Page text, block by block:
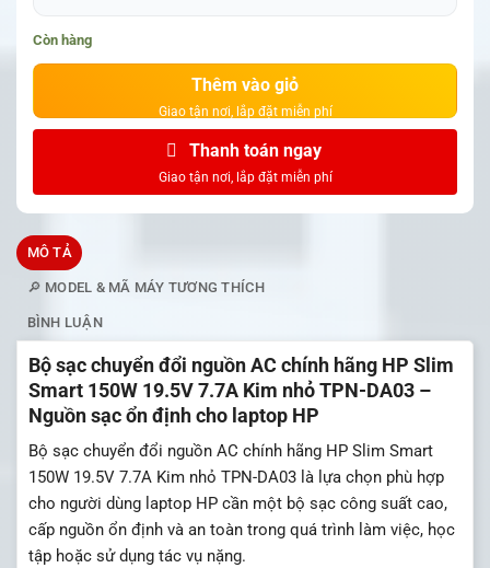
Còn hàng
Thêm vào giỏ
Thanh toán ngay
MÔ TẢ
🔎 MODEL & MÃ MÁY TƯƠNG THÍCH
BÌNH LUẬN
Bộ sạc chuyển đổi nguồn AC chính hãng HP Slim
Smart 150W 19.5V 7.7A Kim nhỏ TPN-DA03 –
Nguồn sạc ổn định cho laptop HP
Bộ sạc chuyển đổi nguồn AC chính hãng HP Slim Smart
150W 19.5V 7.7A Kim nhỏ TPN-DA03 là lựa chọn phù hợp
cho người dùng laptop HP cần một bộ sạc công suất cao,
cấp nguồn ổn định và an toàn trong quá trình làm việc, học
tập hoặc sử dụng tác vụ nặng.